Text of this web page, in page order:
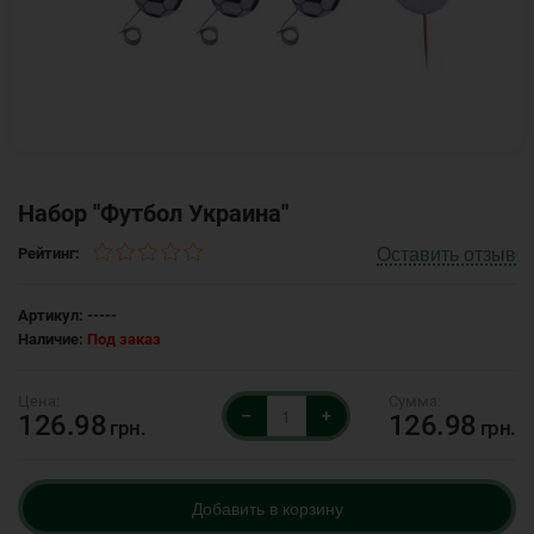
Набор "Футбол Украина"
Рейтинг: Оставить отзыв
Артикул: -----
Наличие: Под заказ
126.98 грн.
– + 126.98 грн.
Добавить в корзину